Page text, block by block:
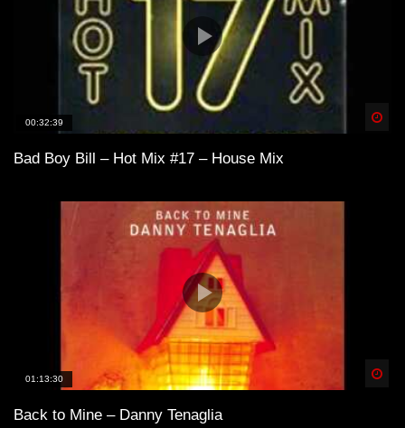
00:32:39
Bad Boy Bill – Hot Mix #17 – House Mix
01:13:30
Back to Mine – Danny Tenaglia